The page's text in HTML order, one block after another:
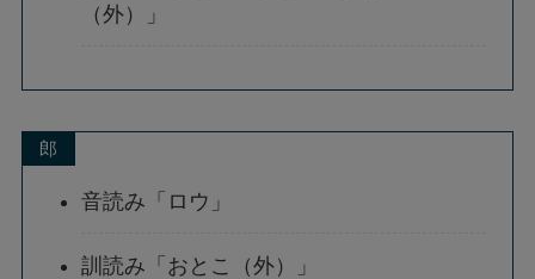
（外）」
郎
音読み「ロウ」
訓読み「おとこ（外）」